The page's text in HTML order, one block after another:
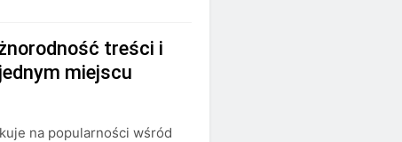
treści i
miejscu
na popularności wśród